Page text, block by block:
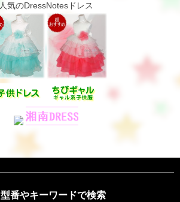
人気のDressNotesドレス
型番やキーワードで検索